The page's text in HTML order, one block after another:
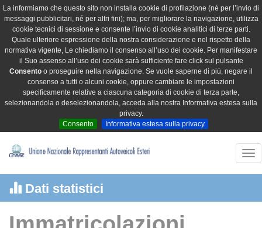
La informiamo che questo sito non installa cookie di profilazione (né per l’invio di
messaggi pubblicitari, né per altri fini); ma, per migliorare la navigazione, utilizza
cookie tecnici di sessione e consente l’invio di cookie analitici di terze parti.
Quale ulteriore espressione della nostra considerazione e nel rispetto della
normativa vigente, Le chiediamo il consenso all’uso dei cookie. Per manifestare
il Suo assenso all’uso dei cookie sarà sufficiente fare click sul pulsante
Consento o proseguire nella navigazione. Se vuole saperne di più, negare il
consenso a tutti o alcuni cookie, oppure cambiare le impostazioni
specificamente relative a ciascuna categoria di cookie di terza parte,
selezionandola o deselezionandola, acceda alla nostra Informativa estesa sulla
privacy.
Consento
Informativa estesa sulla privacy
Dati statistici